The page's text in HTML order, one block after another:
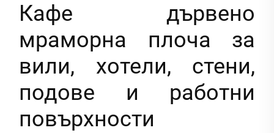
Кафе дървено
мраморна плоча за
вили, хотели, стени,
подове и работни
повърхности